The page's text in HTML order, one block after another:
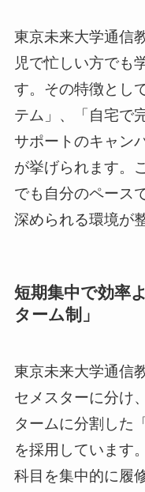
東京未来大学通信
児で忙しい方でも
す。その特徴とし
テム」、「自宅で
サポートのキャン
が挙げられます。
でも自分のペース
深められる環境が
短期集中で効率
ターム制」
東京未来大学通信
セメスターに分け
タームに分割した
を採用しています
科目を集中的に履